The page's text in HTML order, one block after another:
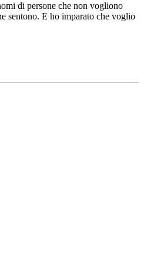
di persone che non vogliono
sentono. E ho imparato che voglio